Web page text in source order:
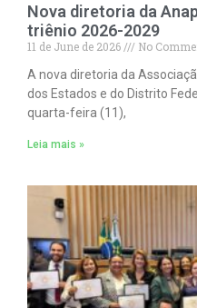
Nova diretoria da
triênio 2026-2029
11 de June de 2026
No
A nova diretoria da
dos Estados e do Distrito
quarta-feira (11),
Leia mais »